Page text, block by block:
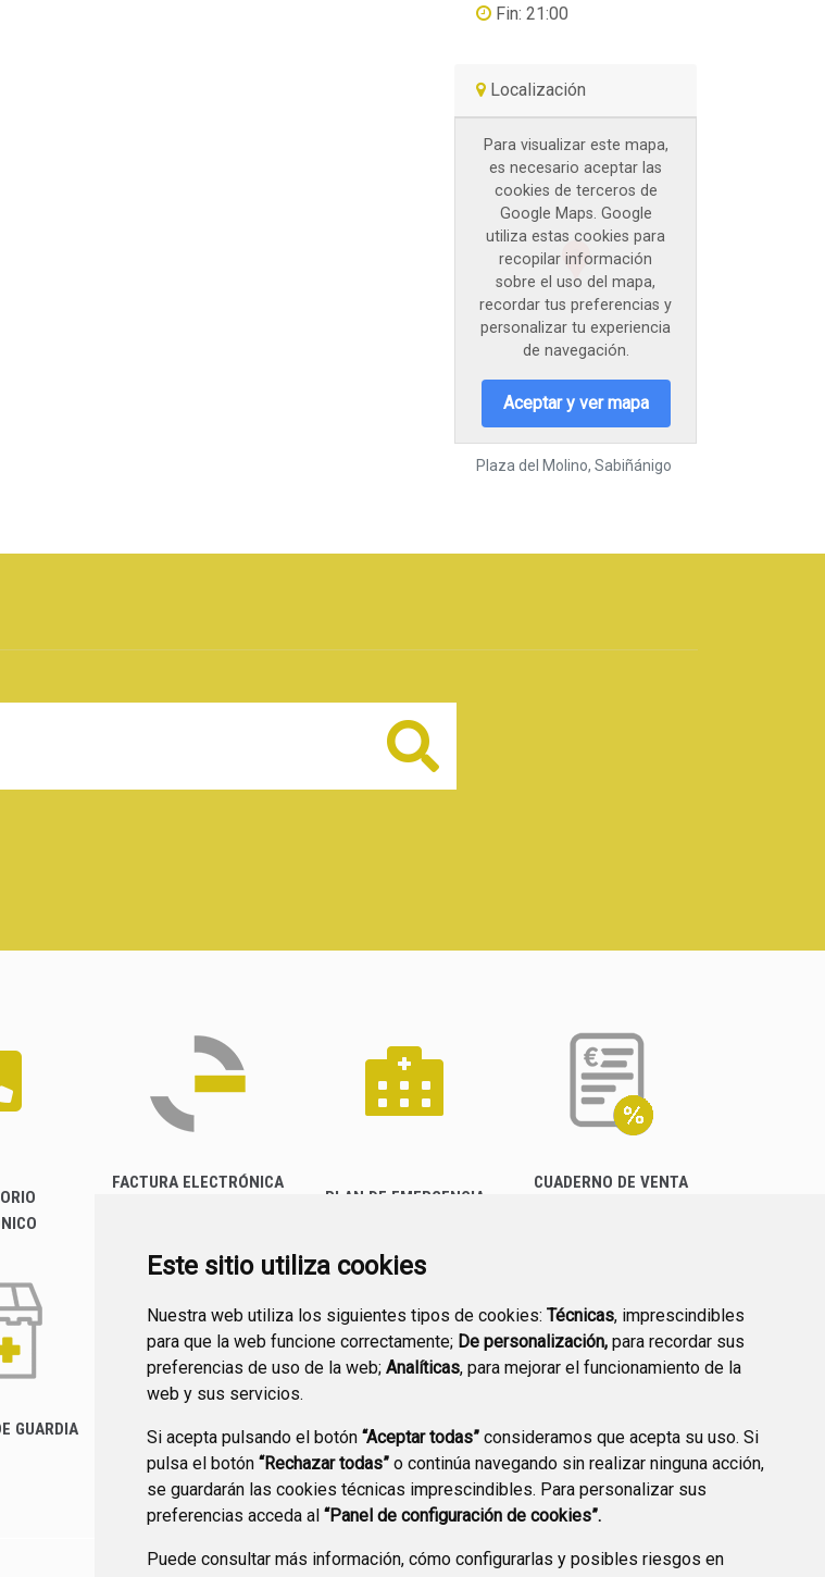
Este sitio utiliza cookies
Nuestra web utiliza los siguientes tipos de cookies: Técnicas, imprescindibles
para que la web funcione correctamente; De personalización, para recordar sus
preferencias de uso de la web; Analíticas, para mejorar el funcionamiento de la
web y sus servicios.
Si acepta pulsando el botón “Aceptar todas” consideramos que acepta su uso. Si
pulsa el botón “Rechazar todas” o continúa navegando sin realizar ninguna acción,
se guardarán las cookies técnicas imprescindibles. Para personalizar sus
preferencias acceda al “Panel de configuración de cookies”.
Puede consultar más información, cómo configurarlas y posibles riesgos en
Fin: 21:00
Localización
Para visualizar este mapa,
es necesario aceptar las
cookies de terceros de
Google Maps. Google
utiliza estas cookies para
recopilar información
sobre el uso del mapa,
recordar tus preferencias y
personalizar tu experiencia
de navegación.
Aceptar y ver mapa
Plaza del Molino, Sabiñánigo
Buscar
FACTURA ELECTRÓNICA
PLAN DE EMERGENCIA
CUADERNO DE VENTA
GUARDIA
CANAL YOUTUBE
PREGUNTAS
FRECUENTES
PLAN DE ACCIÓN LOCAL
2030